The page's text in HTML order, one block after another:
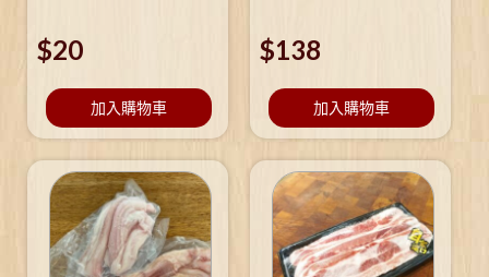
$20
加入購物車
$138
加入購物車